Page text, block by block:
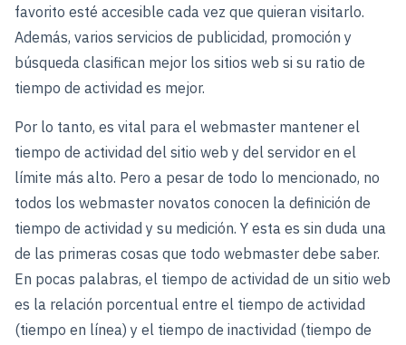
favorito esté accesible cada vez que quieran visitarlo.
Además, varios servicios de publicidad, promoción y
búsqueda clasifican mejor los sitios web si su ratio de
tiempo de actividad es mejor.
Por lo tanto, es vital para el webmaster mantener el
tiempo de actividad del sitio web y del servidor en el
límite más alto. Pero a pesar de todo lo mencionado, no
todos los webmaster novatos conocen la definición de
tiempo de actividad y su medición. Y esta es sin duda una
de las primeras cosas que todo webmaster debe saber.
En pocas palabras, el tiempo de actividad de un sitio web
es la relación porcentual entre el tiempo de actividad
(tiempo en línea) y el tiempo de inactividad (tiempo de